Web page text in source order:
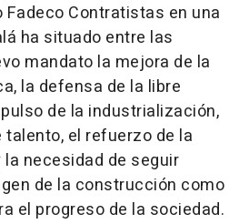
Fadeco Contratistas en una
ha situado entre las
mandato la mejora de la
la defensa de la libre
de la industrialización,
el refuerzo de la
necesidad de seguir
de la construcción como
el progreso de la sociedad.